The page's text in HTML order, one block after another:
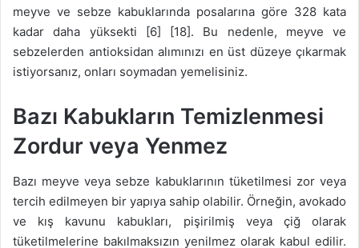
meyve ve sebze kabuklarında posalarına göre 328 kata
kadar daha yüksekti [6] [18]. Bu nedenle, meyve ve
sebzelerden antioksidan alımınızı en üst düzeye çıkarmak
istiyorsanız, onları soymadan yemelisiniz.
Bazı Kabukların Temizlenmesi
Zordur veya Yenmez
Bazı meyve veya sebze kabuklarının tüketilmesi zor veya
tercih edilmeyen bir yapıya sahip olabilir. Örneğin, avokado
ve kış kavunu kabukları, pişirilmiş veya çiğ olarak
tüketilmelerine bakılmaksızın yenilmez olarak kabul edilir.